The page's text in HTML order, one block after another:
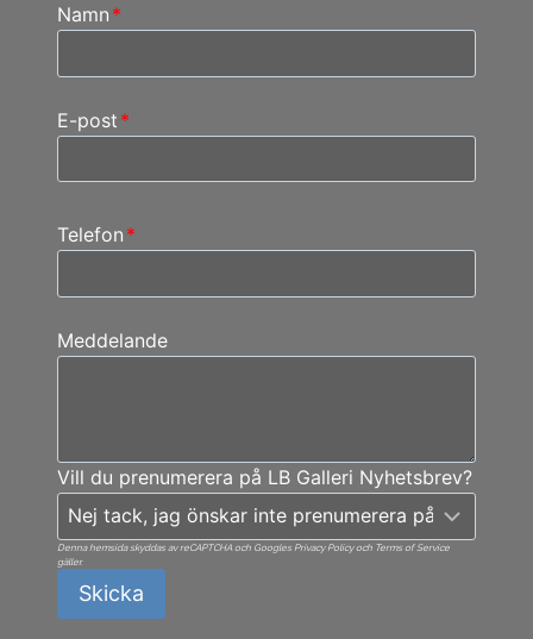
Namn *
E-post *
Telefon *
Meddelande
Vill du prenumerera på LB Galleri Nyhetsbrev?
Denna hemsida skyddas av reCAPTCHA och Googles Privacy Policy och Terms of Service
gäller.
Skicka